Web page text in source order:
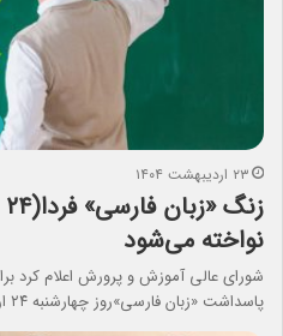
۲۳ اردیبهشت ۱۴۰۴
نواخته می‌شود
پاسداشت «زبان فارسی»روز چهارشنبه ۲۴ اردیبهشت(فردا) و به…